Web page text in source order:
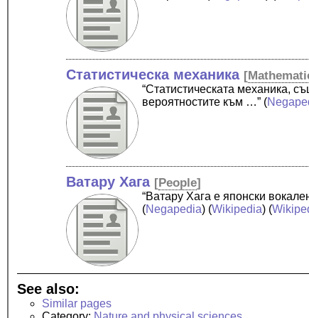
Статистическа механика [
“Статистическата механика,
вероятностите към …” (
Ватару Хага [People]
“Ватару Хага е японски
(Negapedia) (Wikipedia) (
See also:
Similar pages